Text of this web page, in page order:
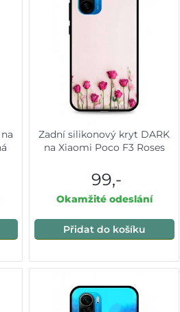
Zadní silikonový kryt DARK
na Xiaomi Poco F3 Roses
99,-
Okamžité odeslání
Přidat do košíku